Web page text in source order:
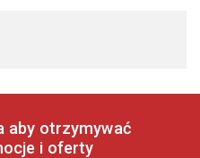
aby otrzymywać
i oferty